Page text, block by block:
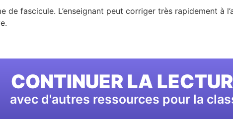
de fascicule. L’enseignant peut corriger très rapidement à
CONTINUER LA
avec d'autres ressources pour la